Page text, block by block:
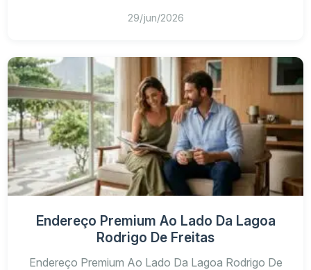
29/jun/2026
Endereço Premium Ao Lado Da Lagoa
Rodrigo De Freitas
Endereço Premium Ao Lado Da Lagoa Rodrigo De